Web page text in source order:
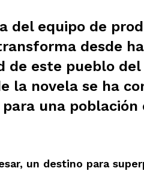
del equipo de
desde
de este pueblo del
la novela se ha
una población
un destino para